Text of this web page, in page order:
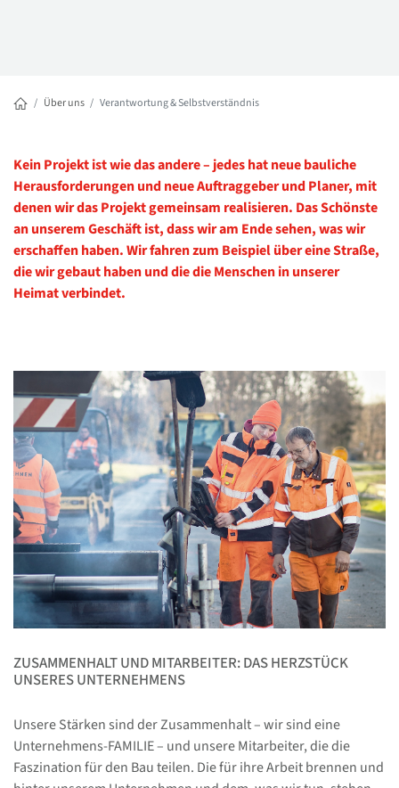
Über uns Verantwortung & Selbstverständnis
Kein Projekt ist wie das andere – jedes hat neue bauliche
Herausforderungen und neue Auftraggeber und Planer, mit
denen wir das Projekt gemeinsam realisieren. Das Schönste
an unserem Geschäft ist, dass wir am Ende sehen, was wir
erschaffen haben. Wir fahren zum Beispiel über eine Straße,
die wir gebaut haben und die die Menschen in unserer
Heimat verbindet.
ZUSAMMENHALT UND MITARBEITER: DAS HERZSTÜCK
UNSERES UNTERNEHMENS
Unsere Stärken sind der Zusammenhalt – wir sind eine
Unternehmens-FAMILIE – und unsere Mitarbeiter, die die
Faszination für den Bau teilen. Die für ihre Arbeit brennen und